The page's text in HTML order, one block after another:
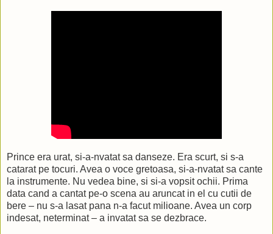
Yeah, yeah, yeah (Can I, can I, can I, can I)
Maybe it's the only way
Yeah, yeah, yeah, yeah
Cat, we need U 2 rap
Cat, we need U 2 rap
Don't give 2 us slow
Cause we know U know
New Power Soul
Gotta gotta gotta go!
Prince era urat, si-a-nvatat sa danseze. Era scurt, si s-a
catarat pe tocuri. Avea o voce gretoasa, si-a-nvatat sa cante
la instrumente. Nu vedea bine, si si-a vopsit ochii. Prima
data cand a cantat pe-o scena au aruncat in el cu cutii de
bere – nu s-a lasat pana n-a facut milioane. Avea un corp
indesat, neterminat – a invatat sa se dezbrace.